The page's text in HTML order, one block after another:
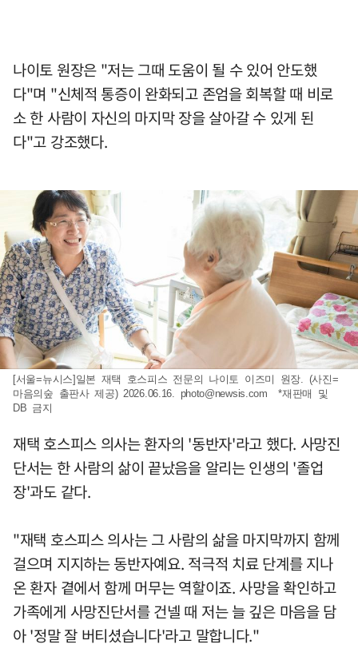
나이토 원장은 "저는 그때 도움이 될 수 있어 안도했
다"며 "신체적 통증이 완화되고 존엄을 회복할 때 비로
소 한 사람이 자신의 마지막 장을 살아갈 수 있게 된
다"고 강조했다.
[서울=뉴시스]일본 재택 호스피스 전문의 나이토 이즈미 원장. (사진=
마음의숲 출판사 제공) 2026.06.16. photo@newsis.com *재판매 및
DB 금지
재택 호스피스 의사는 환자의 '동반자'라고 했다. 사망진
단서는 한 사람의 삶이 끝났음을 알리는 인생의 '졸업
장'과도 같다.
"재택 호스피스 의사는 그 사람의 삶을 마지막까지 함께
걸으며 지지하는 동반자예요. 적극적 치료 단계를 지나
온 환자 곁에서 함께 머무는 역할이죠. 사망을 확인하고
가족에게 사망진단서를 건넬 때 저는 늘 깊은 마음을 담
아 '정말 잘 버티셨습니다'라고 말합니다."